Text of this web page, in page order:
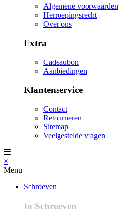
Algemene voorwaarden
Herroepingsrecht
Over ons
Extra
Cadeaubon
Aanbiedingen
Klantenservice
Contact
Retourneren
Sitemap
Veelgestelde vragen
×
Menu
Schroeven
In Schroeven